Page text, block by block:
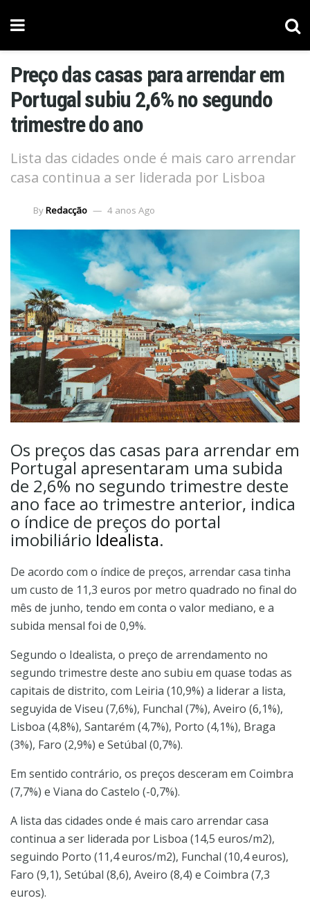
Preço das casas para arrendar em
Portugal subiu 2,6% no segundo
trimestre do ano
Lista das cidades onde é mais caro arrendar
casa continua a ser liderada por Lisboa
ByRedacção 4 anos Ago
Os preços das casas para arrendar em
Portugal apresentaram uma subida
de 2,6% no segundo trimestre deste
ano face ao trimestre anterior, indica
o índice de preços do portal
imobiliário Idealista.
De acordo com o índice de preços, arrendar casa tinha
um custo de 11,3 euros por metro quadrado no final do
mês de junho, tendo em conta o valor mediano, e a
subida mensal foi de 0,9%.
Segundo o Idealista, o preço de arrendamento no
segundo trimestre deste ano subiu em quase todas as
capitais de distrito, com Leiria (10,9%) a liderar a lista,
seguyida de Viseu (7,6%), Funchal (7%), Aveiro (6,1%),
Lisboa (4,8%), Santarém (4,7%), Porto (4,1%), Braga
(3%), Faro (2,9%) e Setúbal (0,7%).
Em sentido contrário, os preços desceram em Coimbra
(7,7%) e Viana do Castelo (-0,7%).
A lista das cidades onde é mais caro arrendar casa
continua a ser liderada por Lisboa (14,5 euros/m2),
seguindo Porto (11,4 euros/m2), Funchal (10,4 euros),
Faro (9,1), Setúbal (8,6), Aveiro (8,4) e Coimbra (7,3
euros).